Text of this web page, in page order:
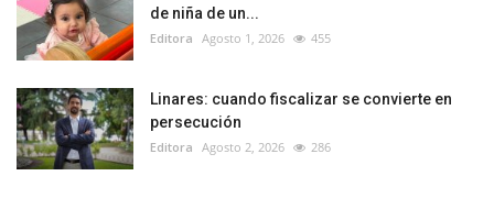
de niña de un...
Editora Agosto 1, 2026 455
Linares: cuando fiscalizar se convierte en
persecución
Editora Agosto 2, 2026 286